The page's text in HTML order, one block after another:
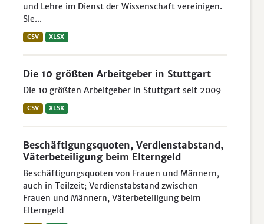
und Lehre im Dienst der Wissenschaft vereinigen.
Sie...
CSV XLSX
Die 10 größten Arbeitgeber in Stuttgart
Die 10 größten Arbeitgeber in Stuttgart seit 2009
CSV XLSX
Beschäftigungsquoten, Verdienstabstand,
Väterbeteiligung beim Elterngeld
Beschäftigungsquoten von Frauen und Männern,
auch in Teilzeit; Verdienstabstand zwischen
Frauen und Männern, Väterbeteiligung beim
Elterngeld